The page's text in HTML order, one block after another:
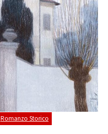
Romanzo Storico